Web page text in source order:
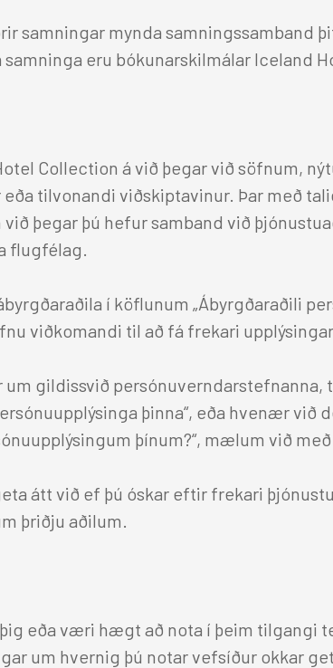
samningar mynda
eru bókunarskilmálar Iceland
Collection á við þegar við söfnum,
tilvonandi viðskiptavinur. Þar með
þegar þú hefur samband við
flugfélag.
í köflunum „Ábyrgðaraðili
viðkomandi til að fá frekari
gildissvið
þinna“, eða hvenær
þínum?“, mælum við
átt við ef þú óskar eftir frekari
þriðju aðilum.
eða væri hægt að nota í þeim
um hvernig þú notar vefsíður okkar